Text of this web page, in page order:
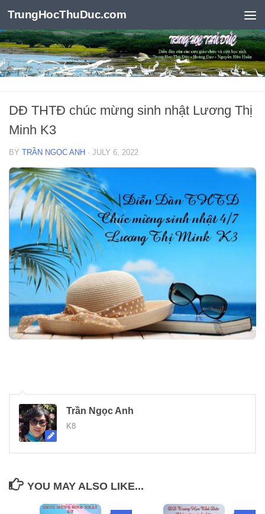
Skip to content
TrungHocThuDuc.com
DĐ THTĐ chúc mừng sinh nhật Lương Thị
Minh K3
BY TRẦN NGỌC ANH · JULY 6, 2022
Trần Ngọc Anh
K8
YOU MAY ALSO LIKE...